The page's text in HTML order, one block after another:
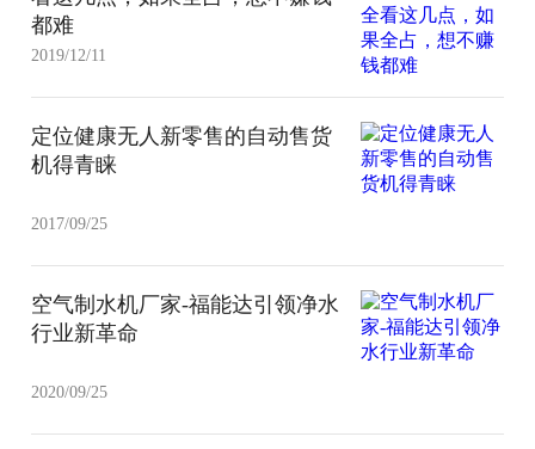
都难
2019/12/11
定位健康无人新零售的自动售货
机得青睐
2017/09/25
空气制水机厂家-福能达引领净水
行业新革命
2020/09/25